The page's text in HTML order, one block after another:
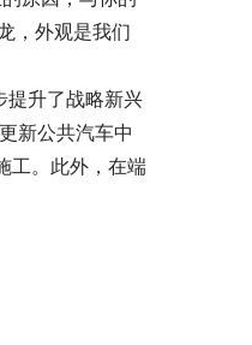
，外观是我们
提升了战略新兴
新公共汽车中
工。此外，在端